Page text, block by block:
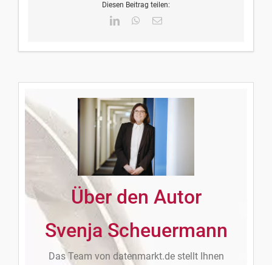
Diesen Beitrag teilen:
LinkedInWhatsApp
E-
Über den Autor
Svenja Scheuermann
Das Team von datenmarkt.de stellt Ihnen